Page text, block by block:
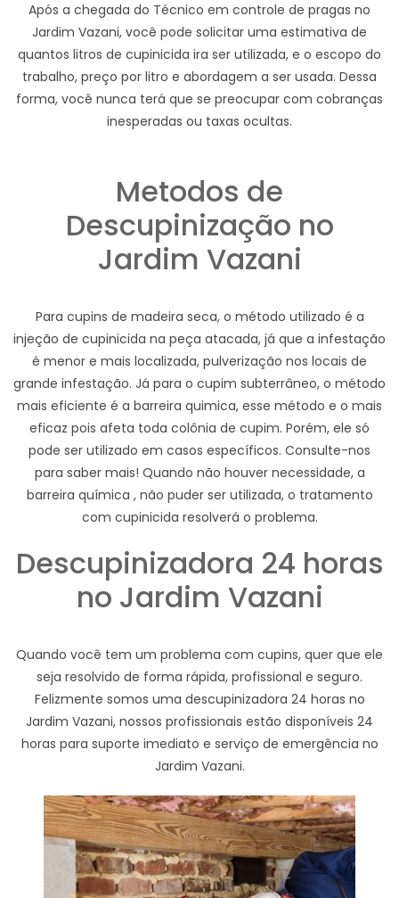
Após a chegada do Técnico em controle de pragas no
Jardim Vazani, você pode solicitar uma estimativa de
quantos litros de cupinicida ira ser utilizada, e o escopo do
trabalho, preço por litro e abordagem a ser usada. Dessa
forma, você nunca terá que se preocupar com cobranças
inesperadas ou taxas ocultas.
Metodos de
Descupinização no
Jardim Vazani
Para cupins de madeira seca, o método utilizado é a
injeção de cupinicida na peça atacada, já que a infestação
é menor e mais localizada, pulverização nos locais de
grande infestação. Já para o cupim subterrâneo, o método
mais eficiente é a barreira quimica, esse método e o mais
eficaz pois afeta toda colônia de cupim. Porém, ele só
pode ser utilizado em casos específicos. Consulte-nos
para saber mais! Quando não houver necessidade, a
barreira química , não puder ser utilizada, o tratamento
com cupinicida resolverá o problema.
Descupinizadora 24 horas
no Jardim Vazani
Quando você tem um problema com cupins, quer que ele
seja resolvido de forma rápida, profissional e seguro.
Felizmente somos uma descupinizadora 24 horas no
Jardim Vazani, nossos profissionais estão disponíveis 24
horas para suporte imediato e serviço de emergência no
Jardim Vazani.